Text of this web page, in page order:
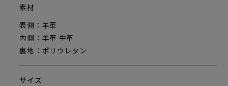
素材
表側：羊革
内側：羊革 牛革
裏地：ポリウレタン
サイズ